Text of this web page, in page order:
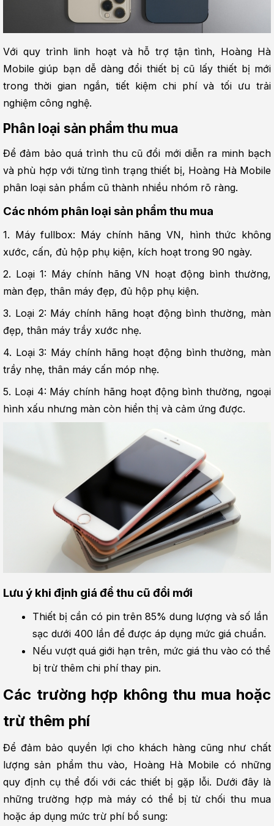
Với quy trình linh hoạt và hỗ trợ tận tình, Hoàng Hà
Mobile giúp bạn dễ dàng đổi thiết bị cũ lấy thiết bị mới
trong thời gian ngắn, tiết kiệm chi phí và tối ưu trải
nghiệm công nghệ.
Phân loại sản phẩm thu mua
Để đảm bảo quá trình thu cũ đổi mới diễn ra minh bạch
và phù hợp với từng tình trạng thiết bị, Hoàng Hà Mobile
phân loại sản phẩm cũ thành nhiều nhóm rõ ràng.
Các nhóm phân loại sản phẩm thu mua
1. Máy fullbox: Máy chính hãng VN, hình thức không
xước, cấn, đủ hộp phụ kiện, kích hoạt trong 90 ngày.
2. Loại 1: Máy chính hãng VN hoạt động bình thường,
màn đẹp, thân máy đẹp, đủ hộp phụ kiện.
3. Loại 2: Máy chính hãng hoạt động bình thường, màn
đẹp, thân máy trầy xước nhẹ.
4. Loại 3: Máy chính hãng hoạt động bình thường, màn
trầy nhẹ, thân máy cấn móp nhẹ.
5. Loại 4: Máy chính hãng hoạt động bình thường, ngoại
hình xấu nhưng màn còn hiển thị và cảm ứng được.
Lưu ý khi định giá để thu cũ đổi mới
Thiết bị cần có pin trên 85% dung lượng và số lần
sạc dưới 400 lần để được áp dụng mức giá chuẩn.
Nếu vượt quá giới hạn trên, mức giá thu vào có thể
bị trừ thêm chi phí thay pin.
Các trường hợp không thu mua hoặc
trừ thêm phí
Để đảm bảo quyền lợi cho khách hàng cũng như chất
lượng sản phẩm thu vào, Hoàng Hà Mobile có những
quy định cụ thể đối với các thiết bị gặp lỗi. Dưới đây là
những trường hợp mà máy có thể bị từ chối thu mua
hoặc áp dụng mức trừ phí bổ sung: